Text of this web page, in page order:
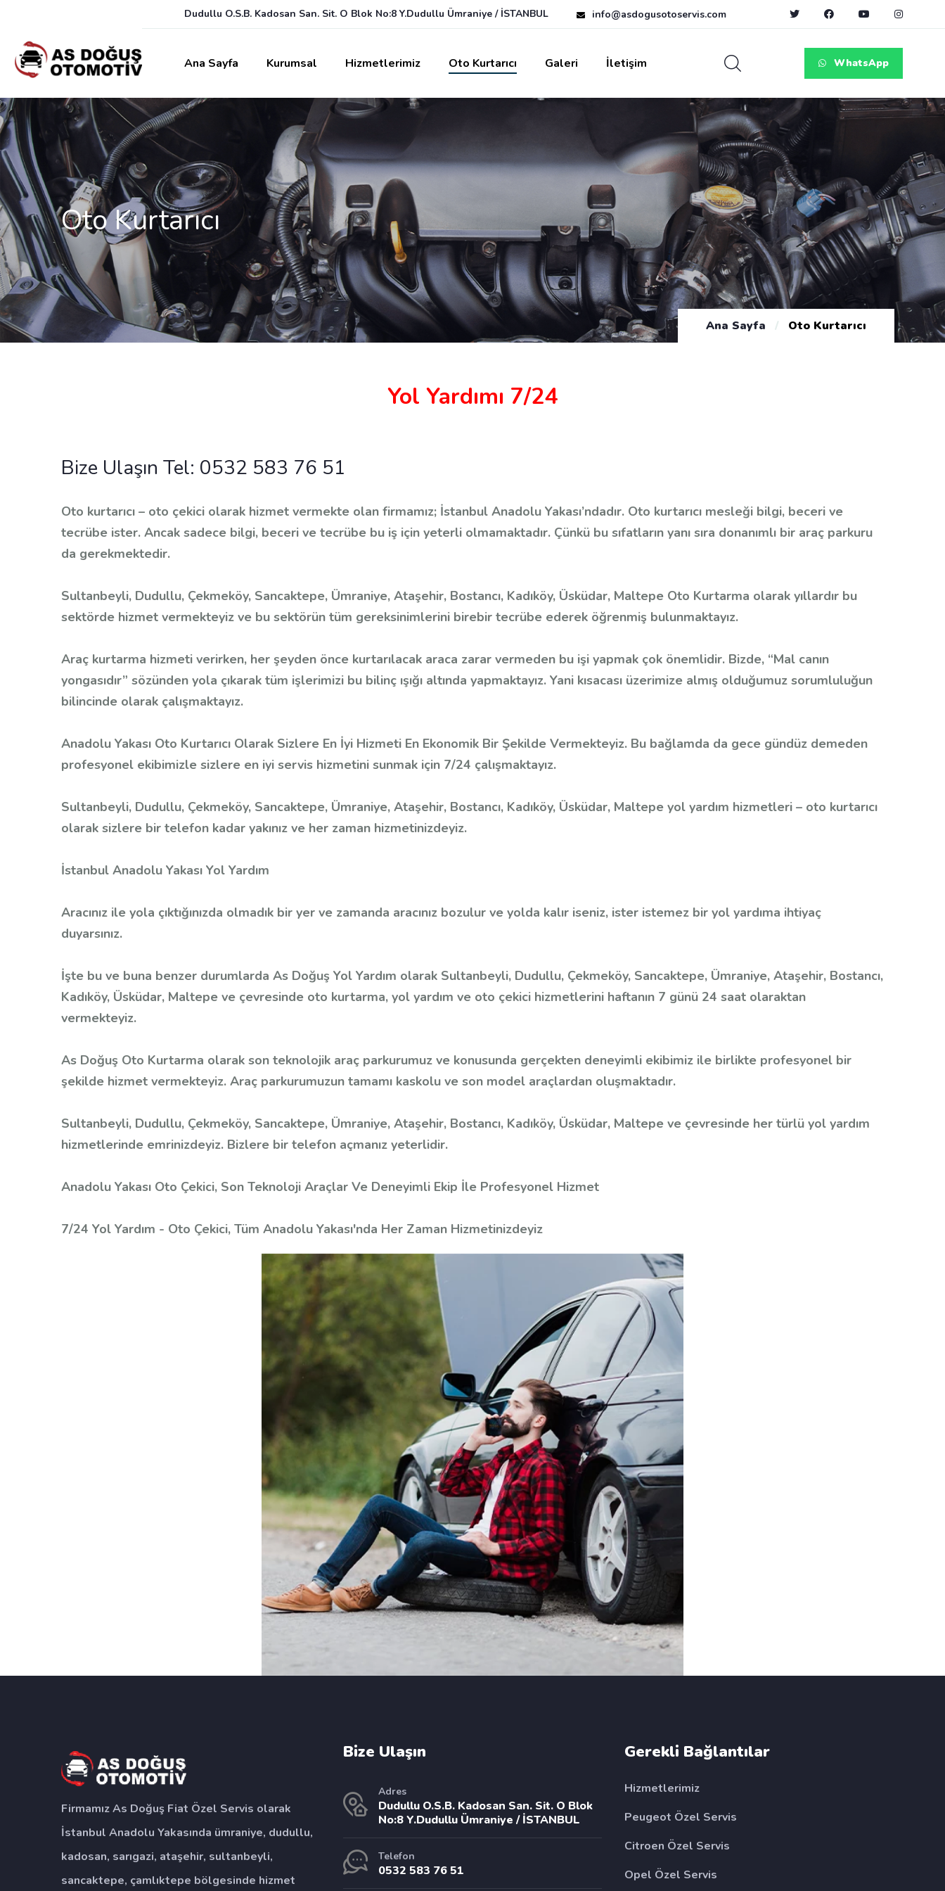
Dudullu O.S.B. Kadosan San. Sit. O Blok No:8 Y.Dudullu Ümraniye / İSTANBUL info@asdogusotoservis.com
Ana Sayfa Kurumsal Hizmetlerimiz Oto Kurtarıcı Galeri İletişim WhatsApp
Oto Kurtarıcı
Ana Sayfa / Oto Kurtarıcı
Yol Yardımı 7/24
Bize Ulaşın Tel: 0532 583 76 51
Oto kurtarıcı – oto çekici olarak hizmet vermekte olan firmamız; İstanbul Anadolu Yakası’ndadır. Oto kurtarıcı mesleği bilgi, beceri ve
tecrübe ister. Ancak sadece bilgi, beceri ve tecrübe bu iş için yeterli olmamaktadır. Çünkü bu sıfatların yanı sıra donanımlı bir araç parkuru
da gerekmektedir.
Sultanbeyli, Dudullu, Çekmeköy, Sancaktepe, Ümraniye, Ataşehir, Bostancı, Kadıköy, Üsküdar, Maltepe Oto Kurtarma olarak yıllardır bu
sektörde hizmet vermekteyiz ve bu sektörün tüm gereksinimlerini birebir tecrübe ederek öğrenmiş bulunmaktayız.
Araç kurtarma hizmeti verirken, her şeyden önce kurtarılacak araca zarar vermeden bu işi yapmak çok önemlidir. Bizde, “Mal canın
yongasıdır” sözünden yola çıkarak tüm işlerimizi bu bilinç ışığı altında yapmaktayız. Yani kısacası üzerimize almış olduğumuz sorumluluğun
bilincinde olarak çalışmaktayız.
Anadolu Yakası Oto Kurtarıcı Olarak Sizlere En İyi Hizmeti En Ekonomik Bir Şekilde Vermekteyiz. Bu bağlamda da gece gündüz demeden
profesyonel ekibimizle sizlere en iyi servis hizmetini sunmak için 7/24 çalışmaktayız.
Sultanbeyli, Dudullu, Çekmeköy, Sancaktepe, Ümraniye, Ataşehir, Bostancı, Kadıköy, Üsküdar, Maltepe yol yardım hizmetleri – oto kurtarıcı
olarak sizlere bir telefon kadar yakınız ve her zaman hizmetinizdeyiz.
İstanbul Anadolu Yakası Yol Yardım
Aracınız ile yola çıktığınızda olmadık bir yer ve zamanda aracınız bozulur ve yolda kalır iseniz, ister istemez bir yol yardıma ihtiyaç
duyarsınız.
İşte bu ve buna benzer durumlarda As Doğuş Yol Yardım olarak Sultanbeyli, Dudullu, Çekmeköy, Sancaktepe, Ümraniye, Ataşehir, Bostancı,
Kadıköy, Üsküdar, Maltepe ve çevresinde oto kurtarma, yol yardım ve oto çekici hizmetlerini haftanın 7 günü 24 saat olaraktan
vermekteyiz.
As Doğuş Oto Kurtarma olarak son teknolojik araç parkurumuz ve konusunda gerçekten deneyimli ekibimiz ile birlikte profesyonel bir
şekilde hizmet vermekteyiz. Araç parkurumuzun tamamı kaskolu ve son model araçlardan oluşmaktadır.
Sultanbeyli, Dudullu, Çekmeköy, Sancaktepe, Ümraniye, Ataşehir, Bostancı, Kadıköy, Üsküdar, Maltepe ve çevresinde her türlü yol yardım
hizmetlerinde emrinizdeyiz. Bizlere bir telefon açmanız yeterlidir.
Anadolu Yakası Oto Çekici, Son Teknoloji Araçlar Ve Deneyimli Ekip İle Profesyonel Hizmet
7/24 Yol Yardım - Oto Çekici, Tüm Anadolu Yakası'nda Her Zaman Hizmetinizdeyiz
Firmamız As Doğuş Fiat Özel Servis olarak
İstanbul Anadolu Yakasında ümraniye, dudullu,
kadosan, sarıgazi, ataşehir, sultanbeyli,
sancaktepe, çamlıktepe bölgesinde hizmet
Bize Ulaşın
Adres
Dudullu O.S.B. Kadosan San. Sit. O Blok
No:8 Y.Dudullu Ümraniye / İSTANBUL
Telefon
0532 583 76 51
Gerekli Bağlantılar
Hizmetlerimiz
Peugeot Özel Servis
Citroen Özel Servis
Opel Özel Servis